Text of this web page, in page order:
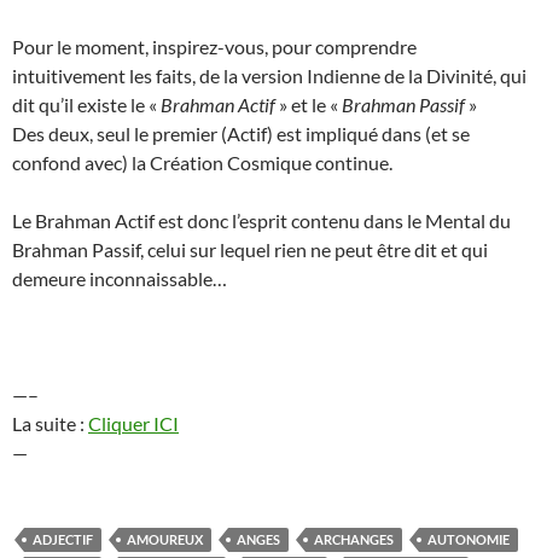
Pour le moment, inspirez-vous, pour comprendre
intuitivement les faits, de la version Indienne de la Divinité, qui
dit qu’il existe le « Brahman Actif» et le « Brahman Passif»
Des deux, seul le premier (Actif) est impliqué dans (et se
confond avec) la Création Cosmique continue.
Le Brahman Actif est donc l’esprit contenu dans le Mental du
Brahman Passif, celui sur lequel rien ne peut être dit et qui
demeure inconnaissable…
—–
La suite : Cliquer ICI
—
ADJECTIF AMOUREUX ANGES ARCHANGES
AUTONOMIE